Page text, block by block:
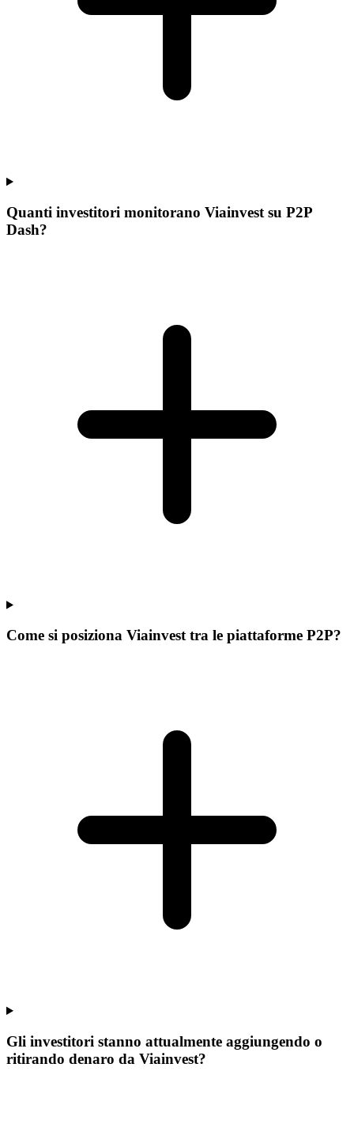
Quanti investitori monitorano Viainvest su P2P
Dash?
Come si posiziona Viainvest tra le piattaforme P2P?
Gli investitori stanno attualmente aggiungendo o
ritirando denaro da Viainvest?